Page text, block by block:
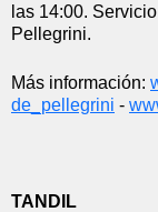
las 14:00.
Pellegrini.
Más información:
de_pellegrini -
TANDIL